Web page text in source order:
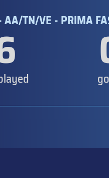
AA/TN/VE - PRIMA